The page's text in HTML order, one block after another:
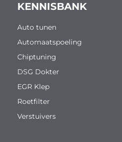
KENNISBANK
Auto tunen
Automaatspoeling
Chiptuning
DSG Dokter
EGR Klep
Roetfilter
Verstuivers